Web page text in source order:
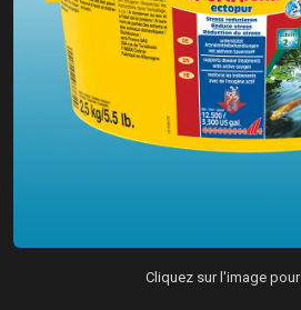
Cliquez sur l'image